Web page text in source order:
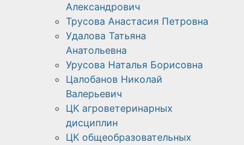
Александрович
Трусова Анастасия Петровна
Удалова Татьяна
Анатольевна
Урусова Наталья Борисовна
Цалобанов Николай
Валерьевич
ЦК агроветеринарных
дисциплин
ЦК общеобразовательных